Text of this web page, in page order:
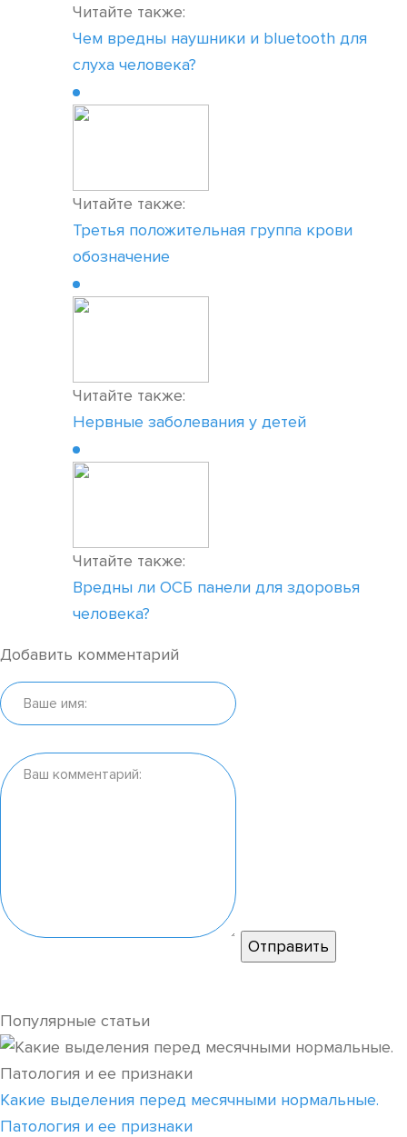
Читайте также:
Чем вредны наушники и bluetooth для
слуха человека?
Читайте также:
Третья положительная группа крови
обозначение
Читайте также:
Нервные заболевания у детей
Читайте также:
Вредны ли ОСБ панели для здоровья
человека?
Добавить комментарий
Популярные статьи
Какие выделения перед месячными нормальные.
Патология и ее признаки